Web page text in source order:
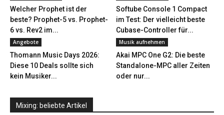
Welcher Prophet ist der
beste? Prophet-5 vs. Prophet-
6 vs. Rev2 im...
Softube Console 1 Compact
im Test: Der vielleicht beste
Cubase-Controller für...
Angebote
Thomann Music Days 2026:
Diese 10 Deals sollte sich
kein Musiker...
Musik aufnehmen
Akai MPC One G2: Die beste
Standalone-MPC aller Zeiten
oder nur...
Mixing: beliebte Artikel